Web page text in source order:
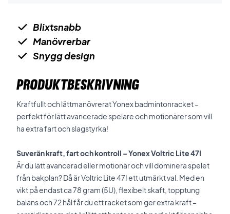
Blixtsnabb
Manövrerbar
Snygg design
PRODUKTBESKRIVNING
Kraftfullt och lättmanövrerat Yonex badmintonracket –
perfekt för lätt avancerade spelare och motionärer som vill
ha extra fart och slagstyrka!
Suverän kraft, fart och kontroll – Yonex Voltric Lite 47I
Är du lätt avancerad eller motionär och vill dominera spelet
från bakplan? Då är Voltric Lite 47I ett utmärkt val. Med en
vikt på endast ca 78 gram (5U), flexibelt skaft, topptung
balans och 72 hål får du ett racket som ger extra kraft –